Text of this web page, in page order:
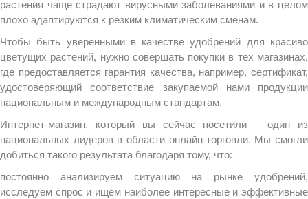
растения чаще страдают вирусными заболеваниями и в целом
плохо адаптируются к резким климатическим сменам.
Чтобы быть уверенными в качестве удобрений для красиво
цветущих растений, нужно совершать покупки в тех магазинах,
где предоставляется гарантия качества, например, сертификат,
удостоверяющий соответствие закупаемой нами продукции
национальным и международным стандартам.
Интернет-магазин, который вы сейчас посетили – один из
национальных лидеров в области онлайн-торговли. Мы смогли
добиться такого результата благодаря тому, что:
постоянно анализируем ситуацию на рынке удобрений,
исследуем спрос и ищем наиболее интересные и эффективные